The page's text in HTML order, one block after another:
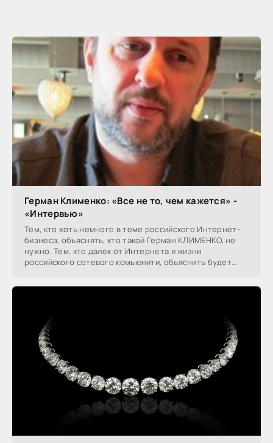
Герман Клименко: «Все не то, чем кажется» -
«Интервью»
Тем, кто хоть немного в теме российского Интернет-
бизнеса, объяснять, кто такой Герман КЛИМЕНКО, не
нужно. Тем, кто далек от Интернета и жизни
российского сетевого комьюнити, объяснить будет